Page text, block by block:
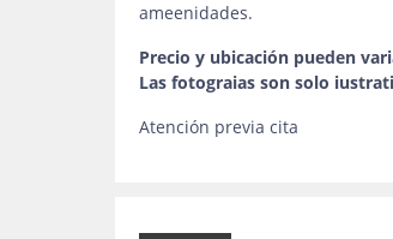
ameenidades.
Precio y ubicación pueden
Las fotograias son solo
Atención previa cita